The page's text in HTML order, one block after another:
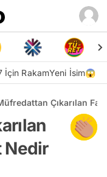
İçin RakamYeni İsim😱
Çıkarılan
Nedir